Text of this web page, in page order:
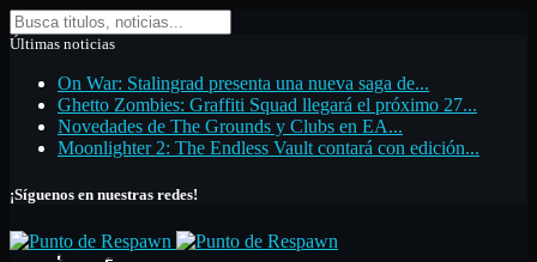
Últimas noticias
On War: Stalingrad presenta una nueva saga de...
Ghetto Zombies: Graffiti Squad llegará el próximo 27...
Novedades de The Grounds y Clubs en EA...
Moonlighter 2: The Endless Vault contará con edición...
¡Síguenos en nuestras redes!